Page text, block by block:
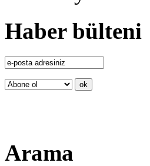
Haber bülteni
Arama